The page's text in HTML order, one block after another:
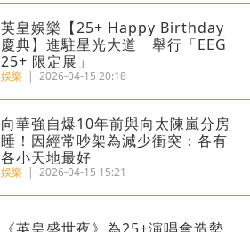
英皇娛樂【25+ Happy Birthday
慶典】進駐星光大道 舉行「EEG
25+ 限定展」
娛樂 | 2026-04-15 20:18
向華強自爆10年前與向太陳嵐分房
睡！因經常吵架為減少衝突：各有
各小天地最好
娛樂 | 2026-04-15 15:21
《英皇盛世夜》為25+演唱會造勢